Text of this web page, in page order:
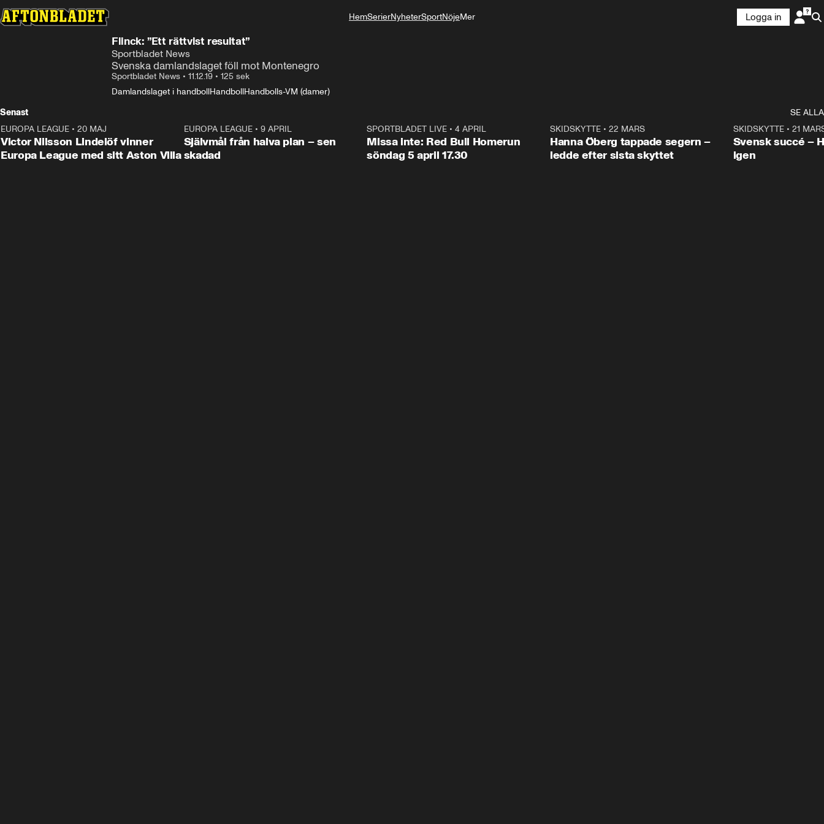
HemSerierNyheterSportNöjeMer
Logga in
Flinck: ”Ett rättvist resultat”
Sportbladet News
Svenska damlandslaget föll mot Montenegro
Sportbladet News • 11.12.19 • 125 sek
Damlandslaget i handbollHandbollHandbolls-VM (damer)
Senast
SE ALLA
EUROPA LEAGUE • 20 MAJ
Victor Nilsson Lindelöf vinner
Europa League med sitt Aston Villa
1:03
EUROPA LEAGUE• 9 APRIL
Självmål från halva plan – sen
skadad
SPORTBLADET LIVE •4 APRIL
Missa inte: Red Bull Homerun
söndag 5 april 17.30
SKIDSKYTTE• 22 MARS
Hanna Öberg tappade segern –
ledde efter sista skyttet
SKIDSKYTTE• 21
Svensk succé –
igen